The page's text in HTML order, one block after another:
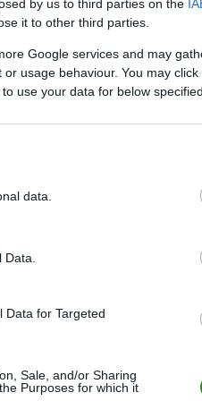
by us to third parties on the
it to other third parties.
Google services and may
usage behaviour. You may
use your data for below
data.
Data for Targeted
Sale, and/or Sharing
Purposes for which it
13.
13.
13.